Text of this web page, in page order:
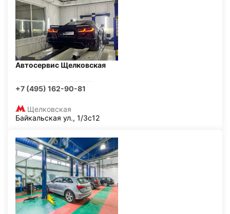
Автосервис Щелковская
+7 (495) 162-90-81
Щелковская
Байкальская ул., 1/3с12